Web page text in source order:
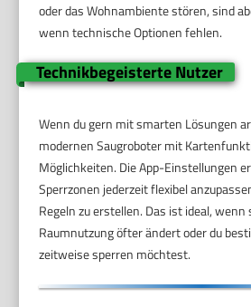
oder das Wohnambiente stören, sind
wenn technische Optionen fehlen.
Technikbegeisterte Nutzer
Wenn du gern mit smarten Lösungen
modernen Saugroboter mit
Möglichkeiten. Die App-Einstellungen
Sperrzonen jederzeit flexibel
Regeln zu erstellen. Das ist ideal, wenn
Raumnutzung öfter ändert oder du
zeitweise sperren möchtest.